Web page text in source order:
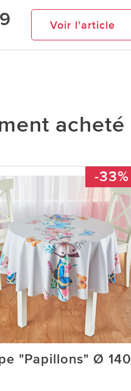
Voir l’article
acheté
-33%
"Papillons" Ø 140